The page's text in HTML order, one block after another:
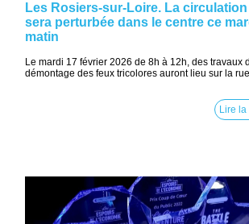
Les Rosiers-sur-Loire. La circulation
sera perturbée dans le centre ce
matin
Le mardi 17 février 2026 de 8h à 12h, des travaux
démontage des feux tricolores auront lieu sur la
Lire la